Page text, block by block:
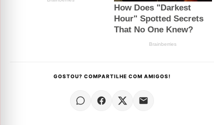
GOSTOU? COMPARTILHE COM AMIGOS!